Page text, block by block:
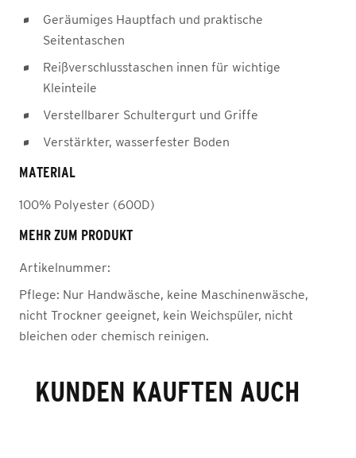
Geräumiges Hauptfach und praktische
Seitentaschen
Reißverschlusstaschen innen für wichtige
Kleinteile
Verstellbarer Schultergurt und Griffe
Verstärkter, wasserfester Boden
MATERIAL
100% Polyester (600D)
MEHR ZUM PRODUKT
Artikelnummer:
Pflege: Nur Handwäsche, keine Maschinenwäsche,
nicht Trockner geeignet, kein Weichspüler, nicht
bleichen oder chemisch reinigen.
KUNDEN KAUFTEN AUCH